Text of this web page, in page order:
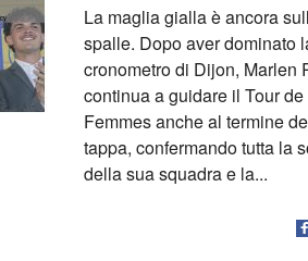
La maglia gialla è ancora
spalle. Dopo aver dominato
cronometro di Dijon, Marlen
continua a guidare il Tour
Femmes anche al termine
tappa, confermando tutta la
della sua squadra e la...